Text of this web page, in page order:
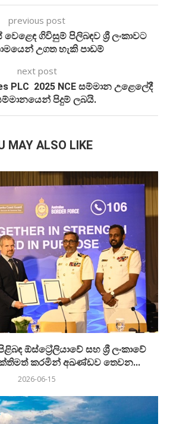
previous post
ගිවිසුම් පිලිබඳව ශ්‍රී ලංකාවට
උගත හැකි පාඩම්
next post
PLC 2025 NCE සම්මාන උළෙලේදී
පිදුම් ලබයි.
MAY ALSO LIKE
ඕස්ට්‍රේලියාවේ සහ ශ්‍රී ලංකාවේ
කරමින් අඛණ්ඩව තෙවන...
2026-06-15